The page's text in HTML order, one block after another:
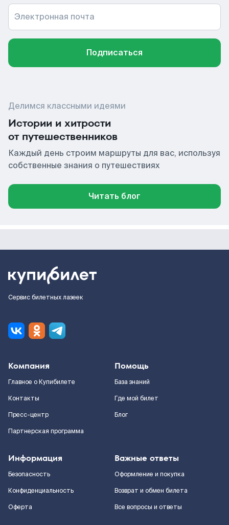
Электронная почта
Подписаться
Делимся классными идеями
Истории и хитрости
от путешественников
Каждый день строим маршруты для вас, используя
собственные знания о путешествиях
Читать блог
Сервис билетных лазеек
Компания
Главное о Купибилете
Контакты
Пресс-центр
Партнерская программа
Помощь
База знаний
Где мой билет
Блог
Информация
Безопасность
Конфиденциальность
Оферта
Важные ответы
Оформление и покупка
Возврат и обмен билета
Все вопросы и ответы